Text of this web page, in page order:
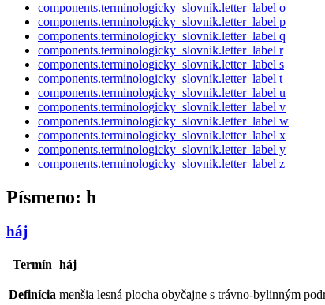
components.terminologicky_slovnik.letter_label o
components.terminologicky_slovnik.letter_label p
components.terminologicky_slovnik.letter_label q
components.terminologicky_slovnik.letter_label r
components.terminologicky_slovnik.letter_label s
components.terminologicky_slovnik.letter_label t
components.terminologicky_slovnik.letter_label u
components.terminologicky_slovnik.letter_label v
components.terminologicky_slovnik.letter_label w
components.terminologicky_slovnik.letter_label x
components.terminologicky_slovnik.letter_label y
components.terminologicky_slovnik.letter_label z
Písmeno: h
háj
Termín háj
Definícia menšia lesná plocha obyčajne s trávno-bylinným